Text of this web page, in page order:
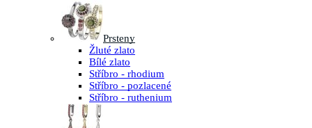
Prsteny
Žluté zlato
Bílé zlato
Stříbro - rhodium
Stříbro - pozlacené
Stříbro - ruthenium